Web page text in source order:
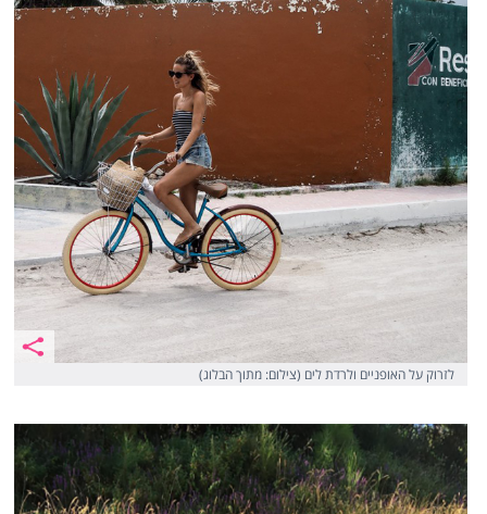
לזרוק על האופניים ולרדת לים (צילום: מתוך הבלוג)